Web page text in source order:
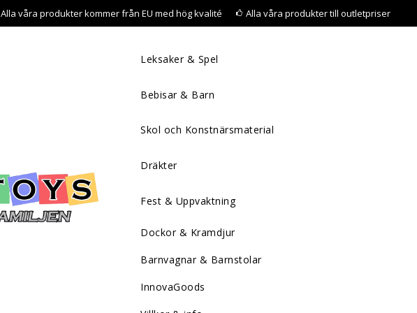
Alla våra produkter kommer från EU med hög kvalité Alla våra produkter till outletpriser
Leksaker & Spel
Bebisar & Barn
Skol och Konstnärsmaterial
Dräkter
Fest & Uppvaktning
Dockor & Kramdjur
Barnvagnar & Barnstolar
InnovaGoods